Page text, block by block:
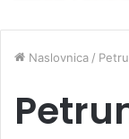
Naslovnica /